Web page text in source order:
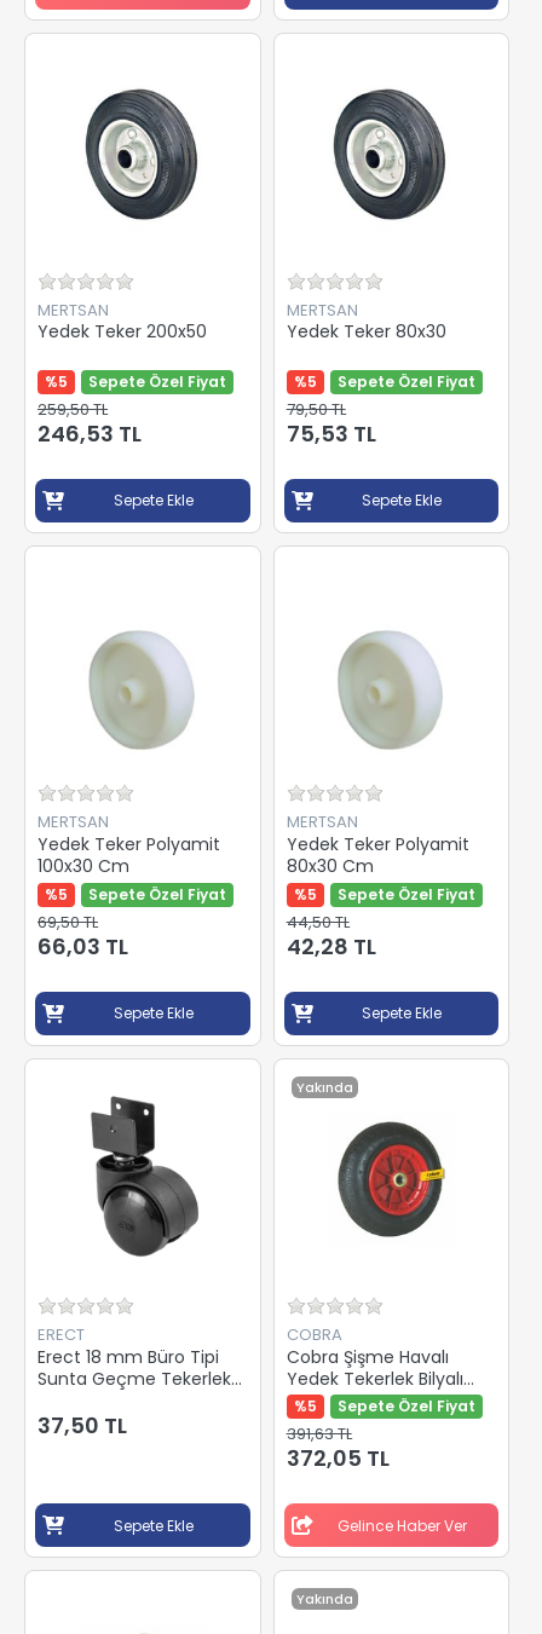
MERTSAN
Yedek Teker 200x50
%5 Sepete Özel Fiyat
259,50 TL
246,53 TL
Sepete Ekle
MERTSAN
Yedek Teker 80x30
%5 Sepete Özel Fiyat
79,50 TL
75,53 TL
Sepete Ekle
MERTSAN
Yedek Teker Polyamit
100x30 Cm
%5 Sepete Özel Fiyat
69,50 TL
66,03 TL
Sepete Ekle
MERTSAN
Yedek Teker Polyamit
80x30 Cm
%5 Sepete Özel Fiyat
44,50 TL
42,28 TL
Sepete Ekle
ERECT
Erect 18 mm Büro Tipi
Sunta Geçme Tekerlek
37,50 TL
Sepete Ekle
Yakında
COBRA
Cobra Şişme Havalı
Yedek Tekerlek Bilyalı
350-7 Mm 500350
%5 Sepete Özel Fiyat
391,63 TL
372,05 TL
Gelince Haber Ver
Yakında